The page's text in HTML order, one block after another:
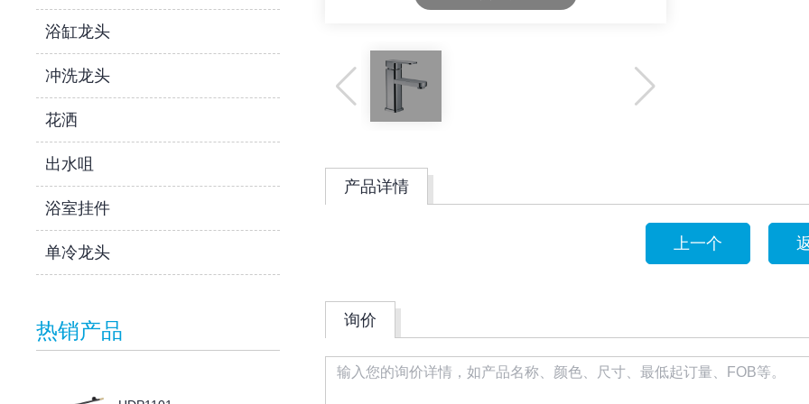
浴缸龙头
冲洗龙头
花洒
出水咀
浴室挂件
单冷龙头
热销产品
产品详情
上一个
询价